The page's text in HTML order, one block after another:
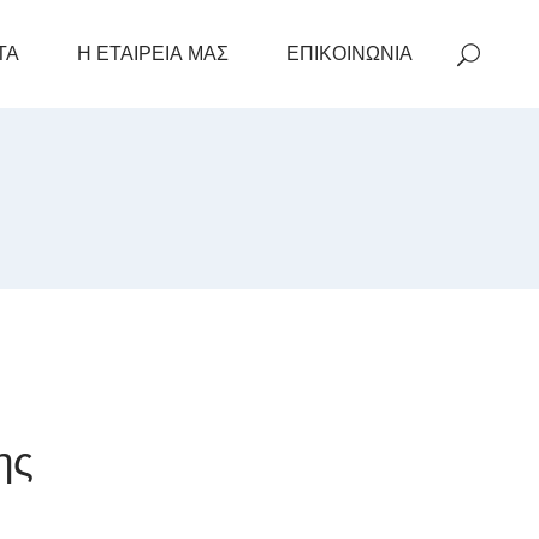
Η ΕΤΑΙΡΕΙΑ ΜΑΣ ΕΠΙΚΟΙΝΩΝΙΑ